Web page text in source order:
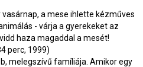
a mese ihlette kézműves
- várja a gyerekeket az
haza magaddal a mesét!
perc, 1999)
melegszívű famíliája. Amikor egy